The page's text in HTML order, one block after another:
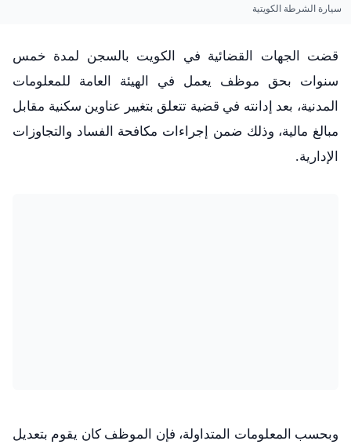
سيارة الشرطة الكويتية
قضت الجهات القضائية في الكويت بالسجن لمدة خمس
سنوات بحق موظف يعمل في الهيئة العامة للمعلومات
المدنية، بعد إدانته في قضية تتعلق بتغيير عناوين سكنية مقابل
مبالغ مالية، وذلك ضمن إجراءات مكافحة الفساد والتجاوزات
الإدارية.
وبحسب المعلومات المتداولة، فإن الموظف كان يقوم بتعديل